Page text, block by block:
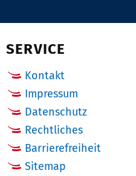
SERVICE
Kontakt
Impressum
Datenschutz
Rechtliches
Barrierefreiheit
Sitemap